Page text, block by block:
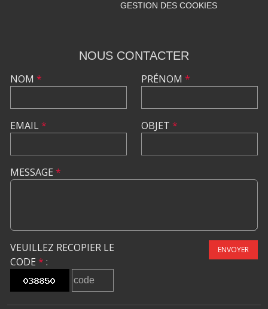
GESTION DES COOKIES
NOUS CONTACTER
NOM *
EMAIL*
PRÉNOM *
OBJET *
MESSAGE *
VEUILLEZ RECOPIER LE
CODE * :
ENVOYER